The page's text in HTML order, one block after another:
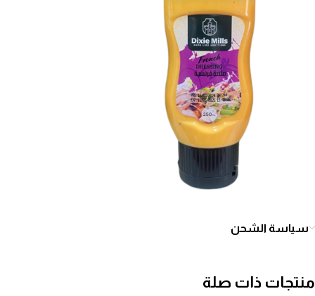
سياسة الشحن
منتجات ذات صلة